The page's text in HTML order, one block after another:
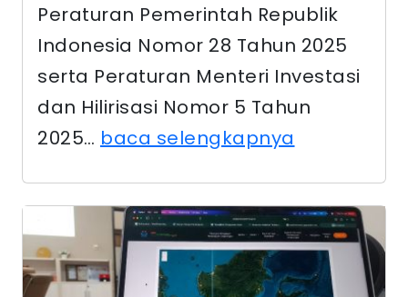
Peraturan Pemerintah Republik
Indonesia Nomor 28 Tahun 2025
serta Peraturan Menteri Investasi
dan Hilirisasi Nomor 5 Tahun
2025… baca selengkapnya